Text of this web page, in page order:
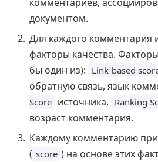
документом.
Для каждого комментария
факторы качества.
бы один из): Link-based
обратную связь, язык
Score источника, Ranking
возраст комментария.
Каждому комментарию
( score ) на основе этих